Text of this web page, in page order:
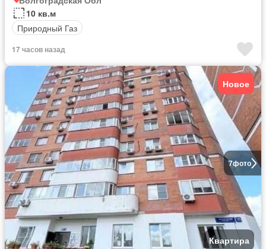
10 кв.м
Природный Газ
17 часов назад
7фото
Новое
Квартира